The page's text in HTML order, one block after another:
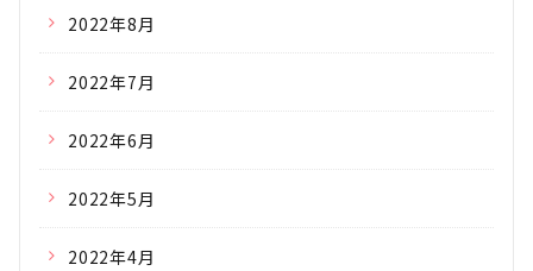
2022年8月
2022年7月
2022年6月
2022年5月
2022年4月